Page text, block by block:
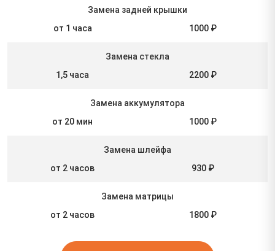
Замена задней крышки
от 1 часа
1000 ₽
Замена стекла
1,5 часа
2200 ₽
Замена аккумулятора
от 20 мин
1000 ₽
Замена шлейфа
от 2 часов
930 ₽
Замена матрицы
от 2 часов
1800 ₽